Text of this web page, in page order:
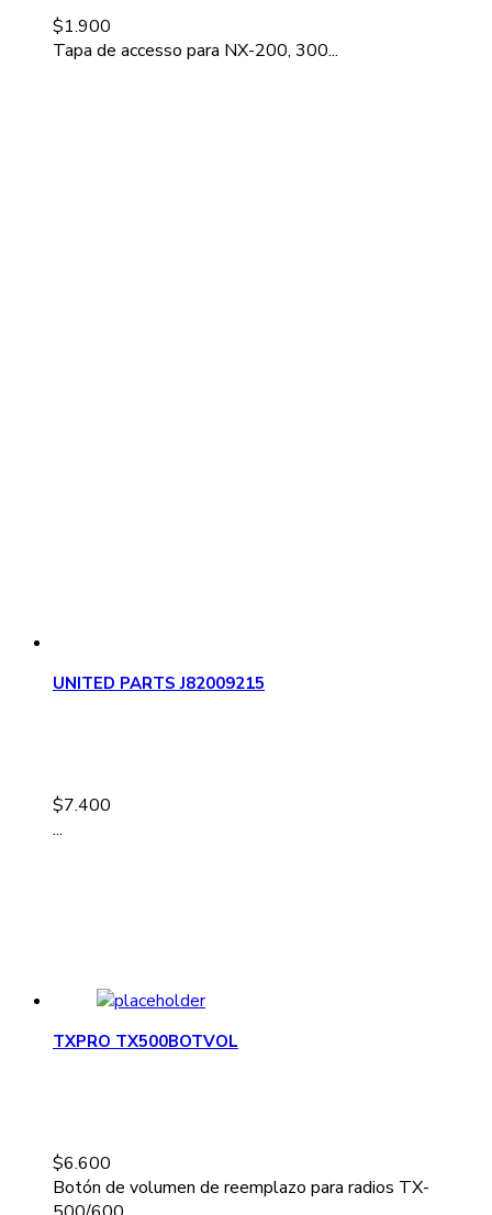
$1.900
Tapa de accesso para NX-200, 300...
UNITED PARTS J82009215
$7.400
...
TXPRO TX500BOTVOL
$6.600
Botón de volumen de reemplazo para radios TX-